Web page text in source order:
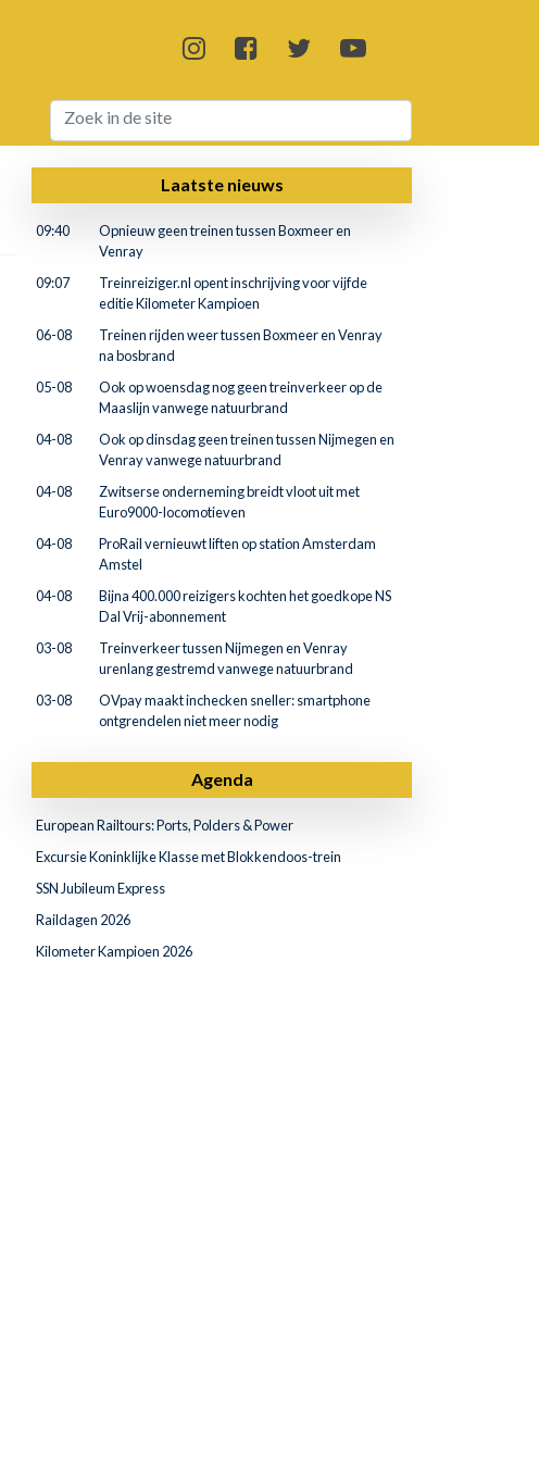
Laatste nieuws
09:40
Opnieuw geen treinen tussen Boxmeer en
Venray
09:07
Treinreiziger.nl opent inschrijving voor vijfde
editie Kilometer Kampioen
06-08
Treinen rijden weer tussen Boxmeer en Venray
na bosbrand
05-08
Ook op woensdag nog geen treinverkeer op de
Maaslijn vanwege natuurbrand
04-08
Ook op dinsdag geen treinen tussen Nijmegen en
Venray vanwege natuurbrand
04-08
Zwitserse onderneming breidt vloot uit met
Euro9000-locomotieven
04-08
ProRail vernieuwt liften op station Amsterdam
Amstel
04-08
Bijna 400.000 reizigers kochten het goedkope NS
Dal Vrij-abonnement
03-08
Treinverkeer tussen Nijmegen en Venray
urenlang gestremd vanwege natuurbrand
03-08
OVpay maakt inchecken sneller: smartphone
ontgrendelen niet meer nodig
Agenda
European Railtours: Ports, Polders & Power
Excursie Koninklijke Klasse met Blokkendoos-trein
SSN Jubileum Express
Raildagen 2026
Kilometer Kampioen 2026